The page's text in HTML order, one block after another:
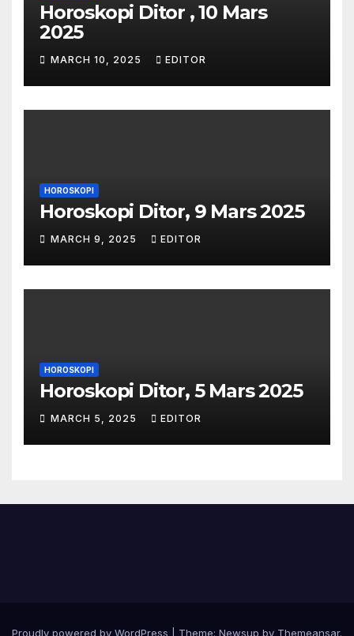
Horoskopi Ditor , 10 Mars
2025
MARCH 10, 2025 EDITOR
HOROSKOPI
Horoskopi Ditor, 9 Mars 2025
MARCH 9, 2025 EDITOR
HOROSKOPI
Horoskopi Ditor, 5 Mars 2025
MARCH 5, 2025 EDITOR
Proudly powered by WordPress Theme: Newsup by Themeansar.